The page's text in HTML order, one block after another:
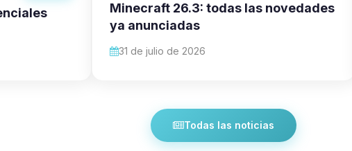
Minecraft 26.3: todas las novedades
ya anunciadas
31 de julio de 2026
Todas las noticias